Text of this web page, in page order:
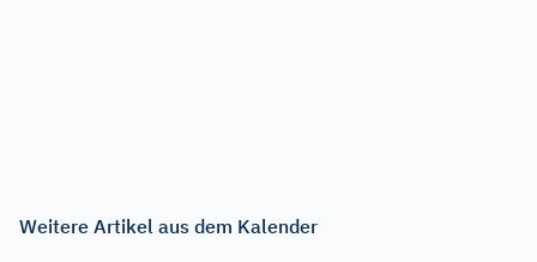
Weitere Artikel aus dem Kalender